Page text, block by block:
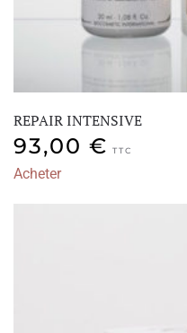
REPAIR INTENSIVE
93,00 € TTC
Acheter